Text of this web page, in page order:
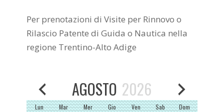
Per prenotazioni di Visite per Rinnovo o
Rilascio Patente di Guida o Nautica nella
regione Trentino-Alto Adige
AGOSTO 2026
Lun Mar Mer Gio Ven Sab Dom